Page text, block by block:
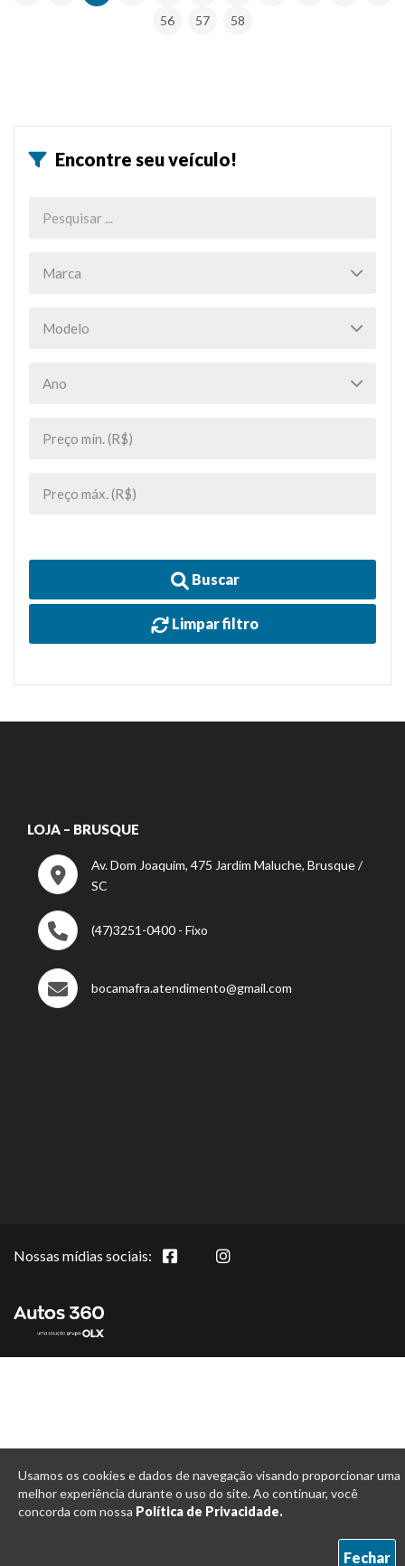
Usamos os cookies e dados de navegação visando proporcionar uma
melhor experiência durante o uso do site. Ao continuar, você
concorda com nossa Política de Privacidade.
Fechar
56
57 58
Encontre seu veículo!
Buscar
Limpar filtro
LOJA – BRUSQUE
Av. Dom Joaquim, 475 Jardim Maluche, Brusque /
SC
(47)3251-0400 - Fixo
bocamafra.atendimento@gmail.com
Nossas mídias sociais: